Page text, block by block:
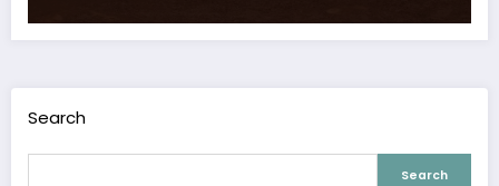
Search
Search